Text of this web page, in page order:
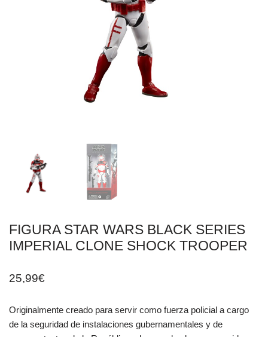
FIGURA STAR WARS BLACK SERIES
IMPERIAL CLONE SHOCK TROOPER
25,99€
Originalmente creado para servir como fuerza policial a cargo
de la seguridad de instalaciones gubernamentales y de